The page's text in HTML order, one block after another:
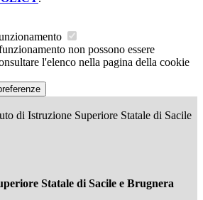
non possono essere
l'elenco nella pagina della cookie
di Istruzione Superiore Statale di Sacile
Statale di Sacile e Brugnera